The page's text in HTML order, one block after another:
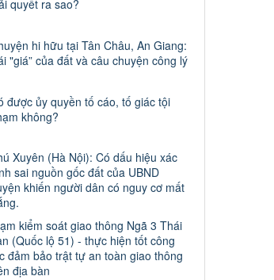
quyết ra sao?
hi hữu tại Tân Châu, An Giang:
"giá” của đất và câu chuyện công lý
được ủy quyền tố cáo, tố giác tội
không?
Xuyên (Hà Nội): Có dấu hiệu xác
sai nguồn gốc đất của UBND
khiến người dân có nguy cơ mất
kiểm soát giao thông Ngã 3 Thái
(Quốc lộ 51) - thực hiện tốt công
đảm bảo trật tự an toàn giao thông
địa bàn